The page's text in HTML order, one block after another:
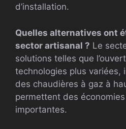
d’installation.
Quelles alternatives ont
sector artisanal ? Le
solutions telles que
technologies plus variées,
des chaudières à gaz à
permettent des économies
importantes.